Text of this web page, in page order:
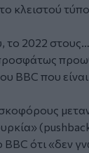
κλειστού
το 2022
που είναι
ότι «δεν